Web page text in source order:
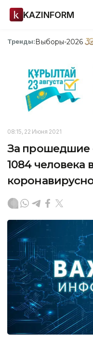
KAZINFORM
Тренды:Выборы-2026
08:15, 22 Июня 2021
За прошедшие
1084 человека